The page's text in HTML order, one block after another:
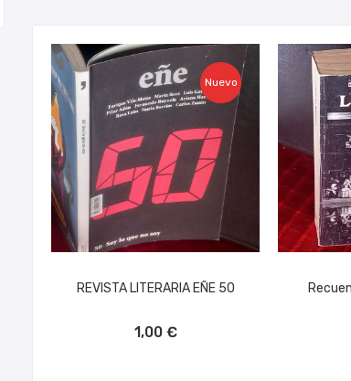
Nuevo
REVISTA LITERARIA EÑE 50
1,00 €